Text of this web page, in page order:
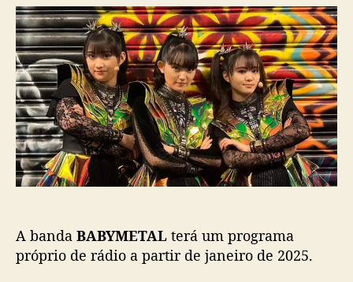
d
o
p
o
s
t
e
p
u
b
l
i
c
a
ç
ã
A
B
Y
M
E
T
A
L
:
P
r
r
a
A banda BABYMETAL terá um programa
próprio de rádio a partir de janeiro de 2025.